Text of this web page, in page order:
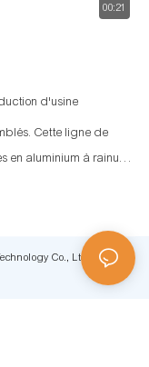
00:21
d'usine
Cette ligne de
en aluminium à rainure
en acier et de
Co., Ltd | Plan du